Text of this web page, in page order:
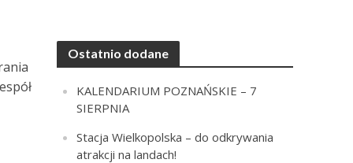
Ostatnio dodane
KALENDARIUM POZNAŃSKIE – 7
SIERPNIA
Stacja Wielkopolska – do odkrywania
atrakcji na landach!